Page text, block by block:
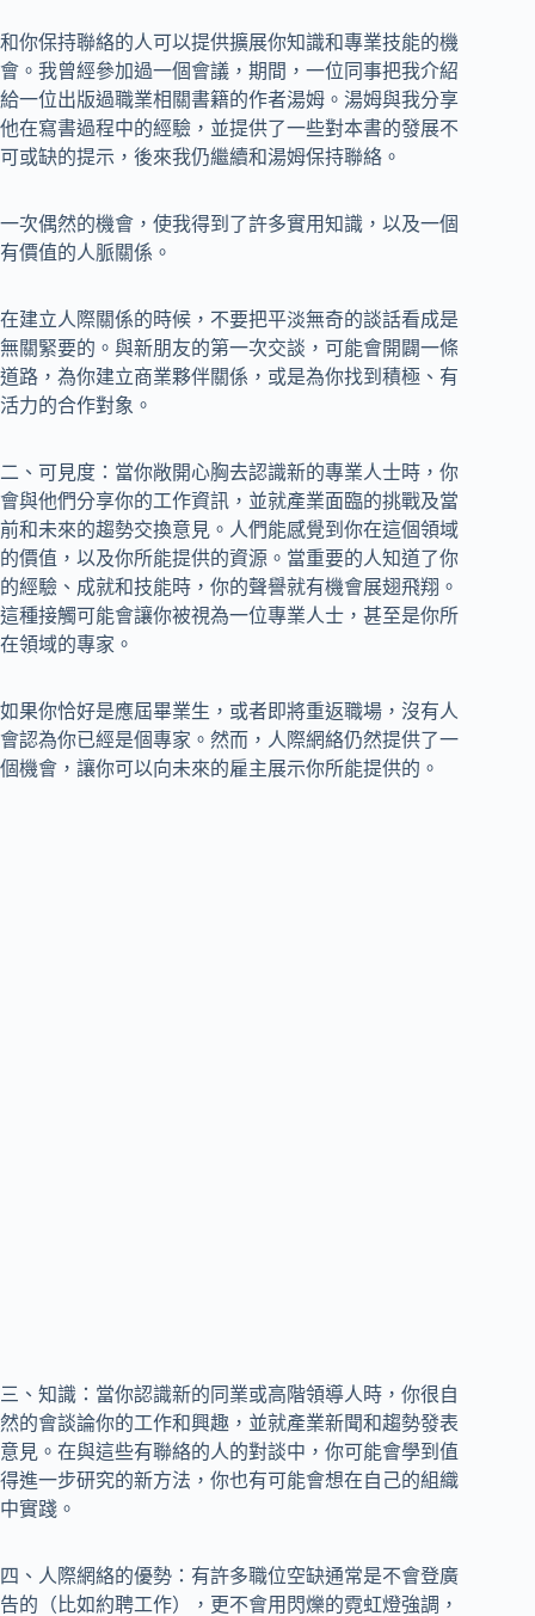
和你保持聯絡的人可以提供擴展你知識和專業技能的機
會。我曾經參加過一個會議，期間，一位同事把我介紹
給一位出版過職業相關書籍的作者湯姆。湯姆與我分享
他在寫書過程中的經驗，並提供了一些對本書的發展不
可或缺的提示，後來我仍繼續和湯姆保持聯絡。
一次偶然的機會，使我得到了許多實用知識，以及一個
有價值的人脈關係。
在建立人際關係的時候，不要把平淡無奇的談話看成是
無關緊要的。與新朋友的第一次交談，可能會開闢一條
道路，為你建立商業夥伴關係，或是為你找到積極、有
活力的合作對象。
二、可見度：當你敞開心胸去認識新的專業人士時，你
會與他們分享你的工作資訊，並就產業面臨的挑戰及當
前和未來的趨勢交換意見。人們能感覺到你在這個領域
的價值，以及你所能提供的資源。當重要的人知道了你
的經驗、成就和技能時，你的聲譽就有機會展翅飛翔。
這種接觸可能會讓你被視為一位專業人士，甚至是你所
在領域的專家。
如果你恰好是應屆畢業生，或者即將重返職場，沒有人
會認為你已經是個專家。然而，人際網絡仍然提供了一
個機會，讓你可以向未來的雇主展示你所能提供的。
三、知識：當你認識新的同業或高階領導人時，你很自
然的會談論你的工作和興趣，並就產業新聞和趨勢發表
意見。在與這些有聯絡的人的對談中，你可能會學到值
得進一步研究的新方法，你也有可能會想在自己的組織
中實踐。
四、人際網絡的優勢：有許多職位空缺通常是不會登廣
告的（比如約聘工作），更不會用閃爍的霓虹燈強調，